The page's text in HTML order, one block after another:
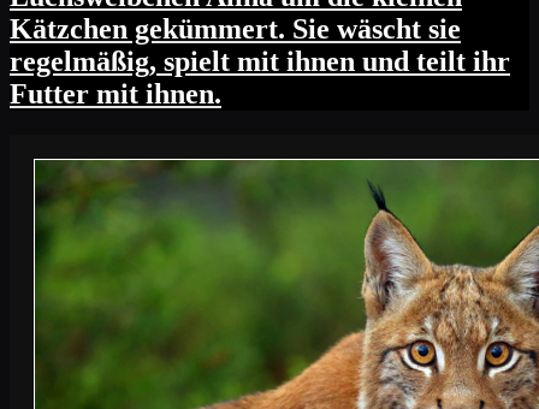
Kätzchen gekümmert. Sie wäscht sie
regelmäßig, spielt mit ihnen und teilt ihr
Futter mit ihnen.